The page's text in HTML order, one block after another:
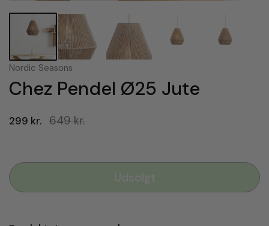
Nordic Seasons
Chez Pendel Ø25 Jute
299 kr. 649 kr.